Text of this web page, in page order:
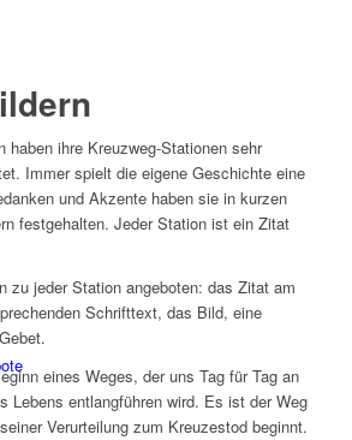
haben ihre Kreuzweg-Stationen sehr
Immer spielt die eigene Geschichte eine
und Akzente haben sie in kurzen
festgehalten. Jeder Station ist ein Zitat
zu jeder Station angeboten: das Zitat am
Schrifttext, das Bild, eine
eines Weges, der uns Tag für Tag an
Lebens entlangführen wird. Es ist der Weg
Verurteilung zum Kreuzestod beginnt.